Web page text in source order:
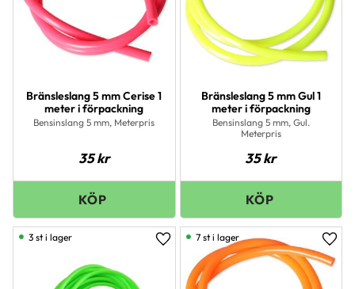
Bränsleslang 5 mm Cerise 1
meter i förpackning
Bensinslang 5 mm, Meterpris
35kr
Bränsleslang 5 mm Gul 1
meter i förpackning
Bensinslang 5 mm, Gul.
Meterpris
35kr
Lägg till i favoriter
3 st i lager 7 st i lager